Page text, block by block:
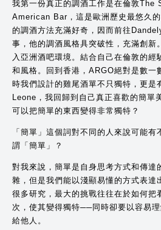
我第一份真正的調酒工作是在倫敦The
American Bar，這是歐洲歷史最悠久
的調酒方法充滿好奇，因而前往
事，他的調酒風格具突破性，充滿創新
入亞洲酒吧環境。結合自己在倫敦的經
和風格。回到香港，ARGO絕對是數一
時我們設計的雞尾酒單不只獨特，更是
Leone，我回歸到自己真正喜歡的簡單
可以把簡單的東西變得非常獨特？
「簡單」這個詞對不同的人來說可能
謂「簡單」？
對我來說，簡單是自身思考方式和傳達
雜，但是我們能以淺顯易懂的方式表達
很多研究，最大的挑戰往往在於如何把
次，使其變得獨特──同時卻要以容易
給他人。